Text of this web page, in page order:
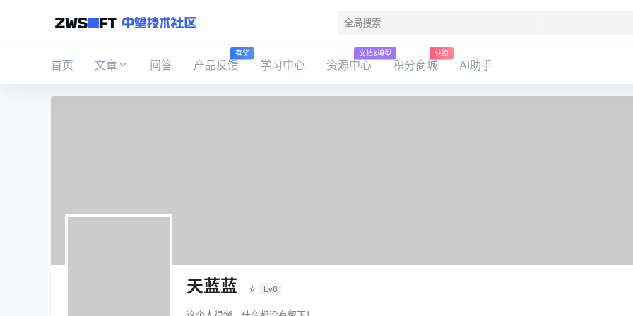
首页 文章 问答 产品反馈
有奖
学习中心 资源中心
文档&模型
积分商城
兑换
AI助手
天蓝蓝 ☆ Lv0